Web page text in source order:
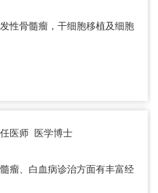
性骨髓瘤，干细胞移植及细胞
医师 医学博士
瘤、白血病诊治方面有丰富经